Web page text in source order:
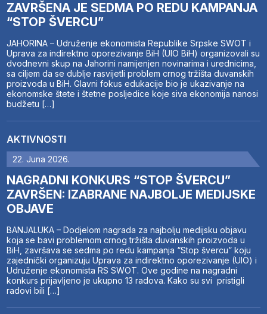
ZAVRŠENA JE SEDMA PO REDU KAMPANJA
“STOP ŠVERCU”
JAHORINA – Udruženje ekonomista Republike Srpske SWOT i
Uprava za indirektno oporezivanje BiH (UIO BiH) organizovali su
dvodnevni skup na Jahorini namijenjen novinarima i urednicima,
sa ciljem da se dublje rasvijetli problem crnog tržišta duvanskih
proizvoda u BiH. Glavni fokus edukacije bio je ukazivanje na
ekonomske štete i štetne posljedice koje siva ekonomija nanosi
budžetu […]
AKTIVNOSTI
22. Juna 2026.
NAGRADNI KONKURS “STOP ŠVERCU”
ZAVRŠEN: IZABRANE NAJBOLJE MEDIJSKE
OBJAVE
BANJALUKA – Dodjelom nagrada za najbolju medijsku objavu
koja se bavi problemom crnog tržišta duvanskih proizvoda u
BiH, završava se sedma po redu kampanja “Stop švercu” koju
zajednički organizuju Uprava za indirektno oporezivanje (UIO) i
Udruženje ekonomista RS SWOT. Ove godine na nagradni
konkurs prijavljeno je ukupno 13 radova. Kako su svi pristigli
radovi bili […]